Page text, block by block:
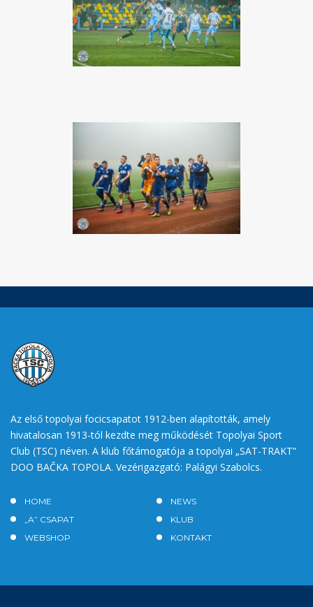
Az első topolyai focicsapatot 1912-ben alapították, amely
hivatalosan 1913-tól kezdte meg működését Topolyai Sport
Club (TSC) néven. A klub főtámogatója a topolyai „SAT-TRAKT”
DOO BAČKA TOPOLA. Vezérigazgató: Palágyi Szabolcs.
HOME
NEWS
„A” CSAPAT
KLUB
WEBSHOP
KONTAKT